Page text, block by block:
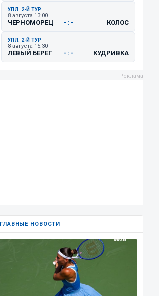
УПЛ. 2-Й ТУР
8 августа 13:00
ЧЕРНОМОРЕЦ - : - КОЛОС
УПЛ. 2-Й ТУР
8 августа 15:30
ЛЕВЫЙ БЕРЕГ - : - КУДРИВКА
ГЛАВНЫЕ НОВОСТИ